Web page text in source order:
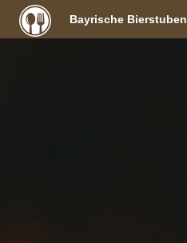
Bayrische Bierstuben